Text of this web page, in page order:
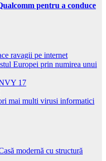
pentru a conduce
ravagii pe internet
Europei prin numirea unui
17
mai multi virusi informatici
modernă cu structură